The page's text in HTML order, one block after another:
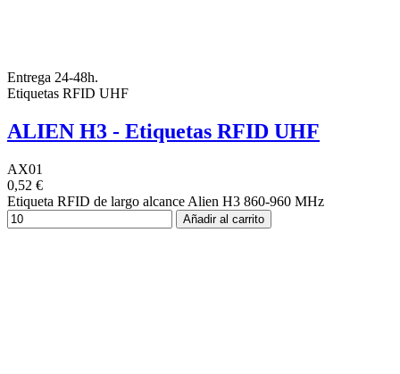
Entrega 24-48h.
Etiquetas RFID UHF
ALIEN H3 - Etiquetas RFID UHF
AX01
0,52 €
Etiqueta RFID de largo alcance Alien H3 860-960 MHz
Añadir al carrito